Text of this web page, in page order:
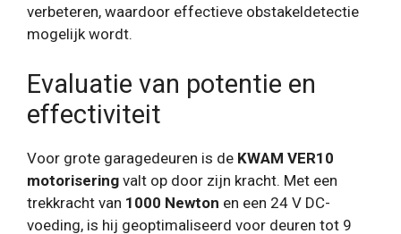
verbeteren, waardoor effectieve obstakeldetectie
mogelijk wordt.
Evaluatie van potentie en
effectiviteit
Voor grote garagedeuren is de KWAM VER10
motorisering valt op door zijn kracht. Met een
trekkracht van 1000 Newton en een 24 V DC-
voeding, is hij geoptimaliseerd voor deuren tot 9